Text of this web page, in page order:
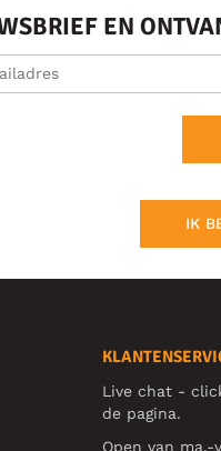
EN
IK
Live chat -
de pagina.
Open van ma.-